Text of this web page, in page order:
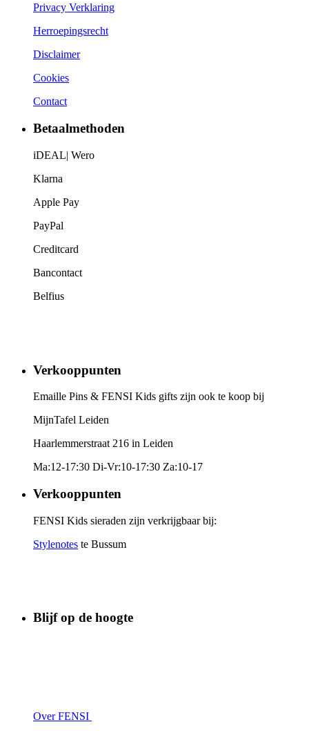
Privacy Verklaring
Herroepingsrecht
Disclaimer
Cookies
Contact
Betaalmethoden
iDEAL| Wero
Klarna
Apple Pay
PayPal
Creditcard
Bancontact
Belfius
Verkooppunten
Emaille Pins & FENSI Kids gifts zijn ook te koop bij
MijnTafel Leiden
Haarlemmerstraat 216 in Leiden
Ma:12-17:30 Di-Vr:10-17:30 Za:10-17
Verkooppunten
FENSI Kids sieraden zijn verkrijgbaar bij:
Stylenotes te Bussum
Blijf op de hoogte
Over FENSI